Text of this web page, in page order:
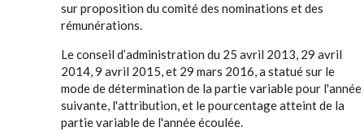
sur proposition du comité des nominations et des
rémunérations.
Le conseil d’administration du 25 avril 2013, 29 avril
2014, 9 avril 2015, et 29 mars 2016, a statué sur le
mode de détermination de la partie variable pour l'année
suivante, l'attribution, et le pourcentage atteint de la
partie variable de l'année écoulée.